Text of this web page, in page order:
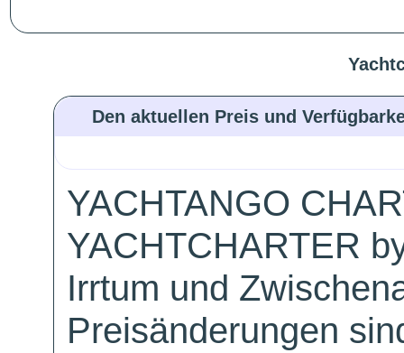
Den aktuellen Preis und
YACHTANGO
YACHTCHARTER
Irrtum und
Preisänderungen